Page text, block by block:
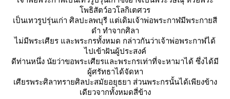
พธิสัตว์อวโลกิเตศวร
เป็นเทวรูปรุ่นเก่า ศิลปะลพบุรี แต่เดิมเจ้าพ่อพระกาฬมีพระกายสี
ดำ ทำจากศิลา
ไม่มีพระเศียร และพระกรทั้งหมด กล่าวกันว่าเจ้าพ่อพระกาฬได้
ไปเข้าฝันผู้ประสงค์
ดีท่านหนึ่ง นัยว่าขอพระเศียรและพระกรเท่าที่จะหามาได้ ซึ่งได้มี
ผู้ศรัทธาได้จัดหา
เศียรพระศิลาทรายศิลปะสมัยอยุธยา ส่วนพระกรนั้นได้เพียงข้าง
เดียวจากทั้งหมดสี่ข้าง